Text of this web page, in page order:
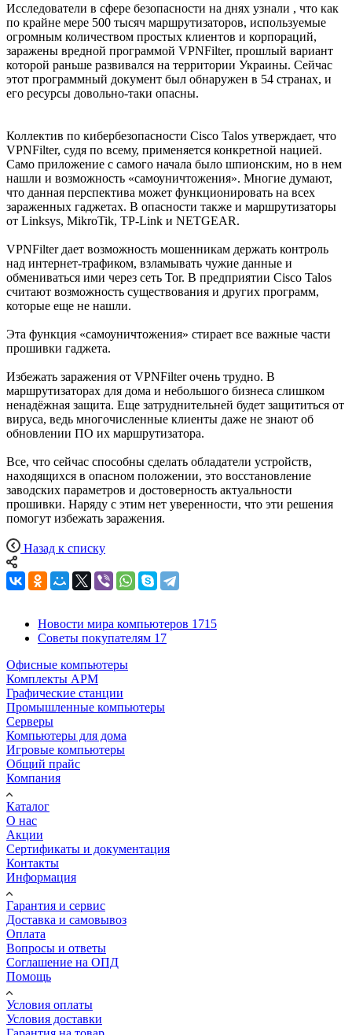
Исследователи в сфере безопасности на днях узнали , что как
по крайне мере 500 тысяч маршрутизаторов, используемые
огромным количеством простых клиентов и корпораций,
заражены вредной программой VPNFilter, прошлый вариант
которой раньше развивался на территории Украины. Сейчас
этот программный документ был обнаружен в 54 странах, и
его ресурсы довольно-таки опасны.
Коллектив по кибербезопасности Cisco Talos утверждает, что
VPNFilter, судя по всему, применяется конкретной нацией.
Само приложение с самого начала было шпионским, но в нем
нашли и возможность «самоуничтожения». Многие думают,
что данная перспектива может функционировать на всех
зараженных гаджетах. В опасности также и маршрутизаторы
от Linksys, MikroTik, TP-Link и NETGEAR.
VPNFilter дает возможность мошенникам держать контроль
над интернет-трафиком, взламывать чужие данные и
обмениваться ими через сеть Tor. В предприятии Cisco Talos
считают возможность существования и других программ,
которые еще не нашли.
Эта функция «самоуничтожения» стирает все важные части
прошивки гаджета.
Избежать заражения от VPNFilter очень трудно. В
маршрутизаторах для дома и небольшого бизнеса слишком
ненадёжная защита. Еще затруднительней будет защититься от
вируса, ведь многочисленные клиенты даже не знают об
обновлении ПО их маршрутизатора.
Все, что сейчас способны сделать обладатели устройств,
находящихся в опасном положении, это восстановление
заводских параметров и достоверность актуальности
прошивки. Наряду с этим нет уверенности, что эти решения
помогут избежать заражения.
Назад к списку
Новости мира компьютеров 1715
Советы покупателям 17
Офисные компьютеры
Комплекты АРМ
Графические станции
Промышленные компьютеры
Серверы
Компьютеры для дома
Игровые компьютеры
Общий прайс
Компания
Каталог
О нас
Акции
Сертификаты и документация
Контакты
Информация
Гарантия и сервис
Доставка и самовывоз
Оплата
Вопросы и ответы
Соглашение на ОПД
Помощь
Условия оплаты
Условия доставки